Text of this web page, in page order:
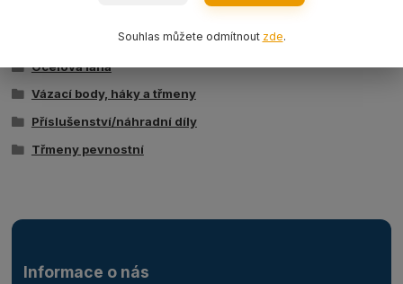
Zboží zařazeno v kategoriích
Ocelová lana
Vázací body, háky a třmeny
Příslušenství/náhradní díly
Třmeny pevnostní
Informace o nás
Souhlas můžete odmítnout zde.